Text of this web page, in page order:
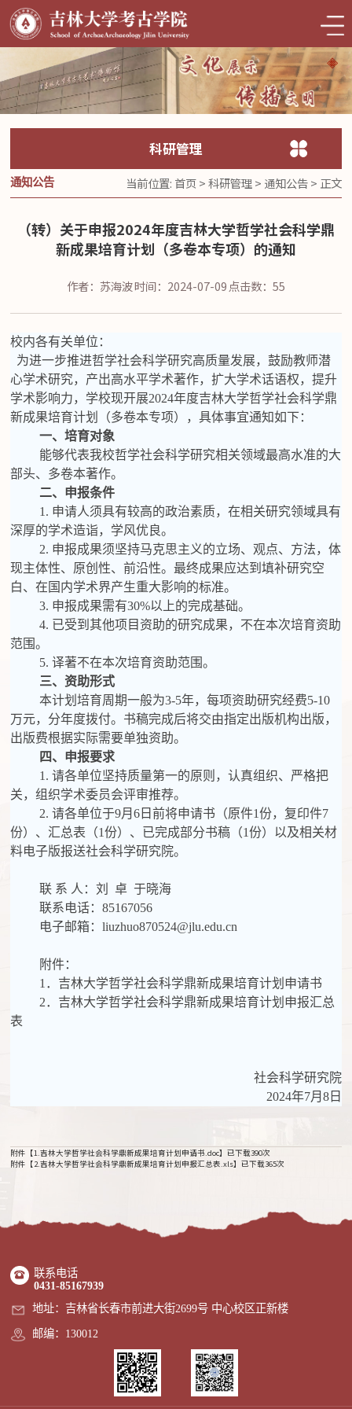
科研管理
通知公告 当前位置: 首页>科研管理> 通知公告> 正文
（转）关于申报2024年度吉林大学哲学社会科学鼎
新成果培育计划（多卷本专项）的通知
作者：苏海波时间：2024-07-09点击数： 55
校内各有关单位：
为进一步推进哲学社会科学研究高质量发展，鼓励教师潜
心学术研究，产出高水平学术著作，扩大学术话语权，提升
学术影响力，学校现开展2024年度吉林大学哲学社会科学鼎
新成果培育计划（多卷本专项），具体事宜通知如下：
一、培育对象
能够代表我校哲学社会科学研究相关领域最高水准的大
部头、多卷本著作。
二、申报条件
1. 申请人须具有较高的政治素质，在相关研究领域具有
深厚的学术造诣，学风优良。
2. 申报成果须坚持马克思主义的立场、观点、方法，体
现主体性、原创性、前沿性。最终成果应达到填补研究空
白、在国内学术界产生重大影响的标准。
3. 申报成果需有30%以上的完成基础。
4. 已受到其他项目资助的研究成果，不在本次培育资助
范围。
5.译著不在本次培育资助范围。
三、资助形式
本计划培育周期一般为3-5年，每项资助研究经费5-10
万元，分年度拨付。书稿完成后将交由指定出版机构出版，
出版费根据实际需要单独资助。
四、申报要求
1. 请各单位坚持质量第一的原则，认真组织、严格把
关，组织学术委员会评审推荐。
2. 请各单位于9月6 日前将申请书（原件1份，复印件7
份）、汇总表（1份）、已完成部分书稿（1份）以及相关材
料电子版报送社会科学研究院。
联 系 人：刘 卓 于晓海
联系电话：85167056
电子邮箱：liuzhuo870524@jlu.edu.cn
附件：
1．吉林大学哲学社会科学鼎新成果培育计划申请书
2．吉林大学哲学社会科学鼎新成果培育计划申报汇总
表
社会科学研究院
2024年7月8日
附件【1.吉林大学哲学社会科学鼎新成果培育计划申请书.doc】已下载390次
附件【2.吉林大学哲学社会科学鼎新成果培育计划申报汇总表.xls】已下载365次
联系电话
0431-85167939
地址：吉林省长春市前进大街2699号 中心校区正新楼
邮编：130012